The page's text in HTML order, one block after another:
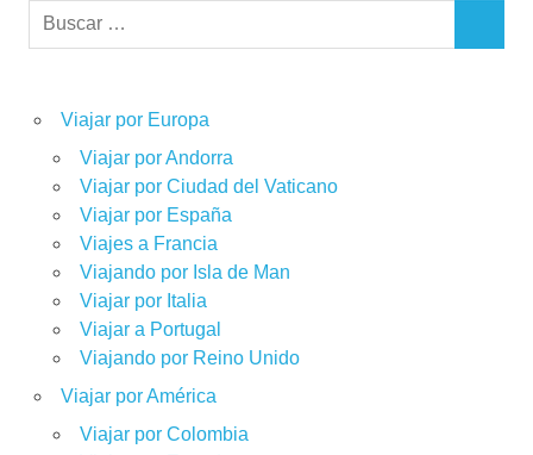
Buscar:
Viajar por Europa
Viajar por Andorra
Viajar por Ciudad del Vaticano
Viajar por España
Viajes a Francia
Viajando por Isla de Man
Viajar por Italia
Viajar a Portugal
Viajando por Reino Unido
Viajar por América
Viajar por Colombia